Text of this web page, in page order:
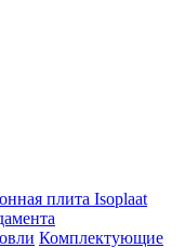
плита Isoplaat
Комплектующие